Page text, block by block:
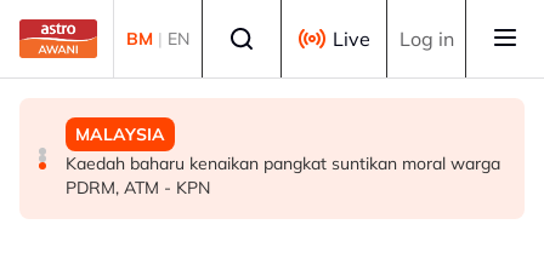
Skip to main content
BM | EN Live Log in
MALAYSIA
TalentCorp lancar MyHeart Global Connect untuk bakat
Malaysia di luar negara
MALAYSIA
Dua penculik maut berbalas tembakan, dua mangsa
diselamatkan - Polis
MALAYSIA
Kaedah baharu kenaikan pangkat suntikan moral warga
PDRM, ATM - KPN